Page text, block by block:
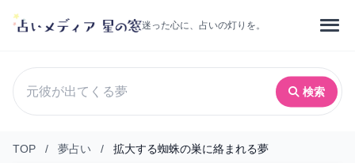
迷った心に、占いの灯りを。
検索
TOP / 夢占い / 拡大する蜘蛛の巣に絡まれる夢